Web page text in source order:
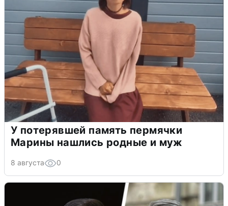
У потерявшей память пермячки
Марины нашлись родные и муж
8 августа 0